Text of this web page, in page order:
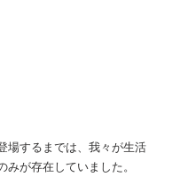
場するまでは、我々が生活
みが存在していました。